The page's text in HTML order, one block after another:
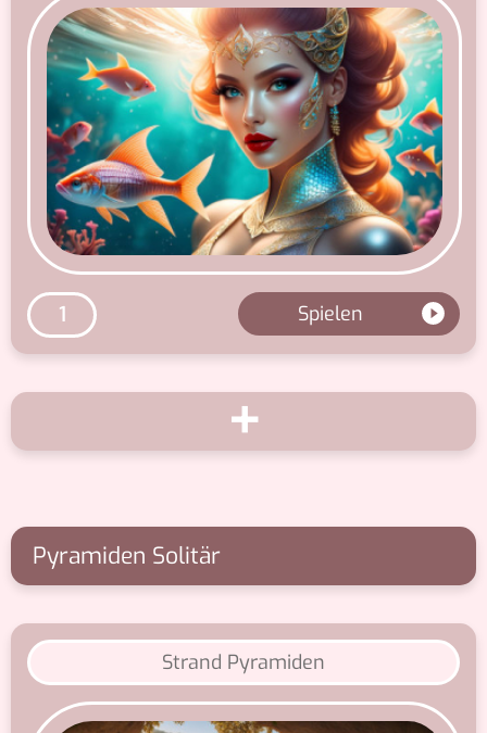
1 Spielen
+
Pyramiden Solitär
Strand Pyramiden